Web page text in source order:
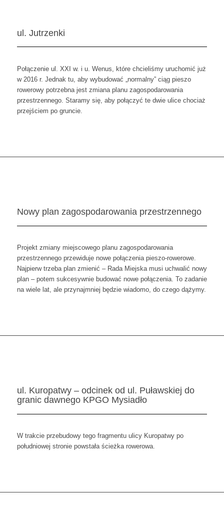
ul. Jutrzenki
Połączenie ul. XXI w. i u. Wenus, które chcieliśmy uruchomić już
w 2016 r. Jednak tu, aby wybudować „normalny” ciąg pieszo
rowerowy potrzebna jest zmiana planu zagospodarowania
przestrzennego. Staramy się, aby połączyć te dwie ulice chociaż
przejściem po gruncie.
Nowy plan zagospodarowania przestrzennego
Projekt zmiany miejscowego planu zagospodarowania
przestrzennego przewiduje nowe połączenia pieszo-rowerowe.
Najpierw trzeba plan zmienić – Rada Miejska musi uchwalić nowy
plan – potem sukcesywnie budować nowe połączenia. To zadanie
na wiele lat, ale przynajmniej będzie wiadomo, do czego dążymy.
ul. Kuropatwy – odcinek od ul. Puławskiej do
granic dawnego KPGO Mysiadło
W trakcie przebudowy tego fragmentu ulicy Kuropatwy po
południowej stronie powstała ścieżka rowerowa.